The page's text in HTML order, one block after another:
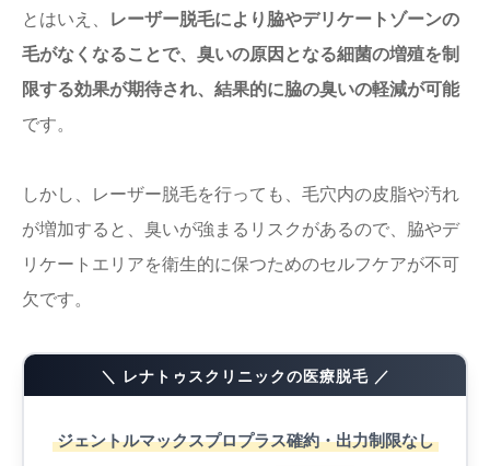
とはいえ、
レーザー脱毛により脇やデリケートゾーンの
毛がなくなることで、臭いの原因となる細菌の増殖を制
限する効果が期待され、結果的に脇の臭いの軽減が可能
です。
しかし、レーザー脱毛を行っても、毛穴内の皮脂や汚れ
が増加すると、臭いが強まるリスクがあるので、脇やデ
リケートエリアを衛生的に保つためのセルフケアが不可
欠です。
＼ レナトゥスクリニックの医療脱毛 ／
ジェントルマックスプロプラス確約・出力制限なし